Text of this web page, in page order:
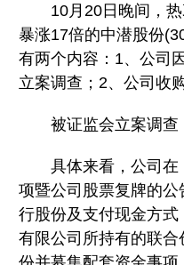
10月20日晚间，热
暴涨17倍的中潜股份
有两个内容：1、公司
立案调查；2、公司收
被证监会立案调查
具体来看，公司在
项暨公司股票复牌的
行股份及支付现金方
有限公司所持有的联